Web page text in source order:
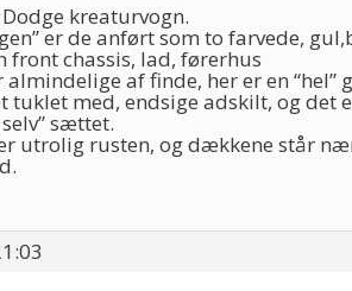
kreaturvogn.
er de anført som to farvede,
front chassis, lad, førerhus
almindelige af finde, her er en
tuklet med, endsige adskilt, og det
sættet.
utrolig rusten, og dækkene står